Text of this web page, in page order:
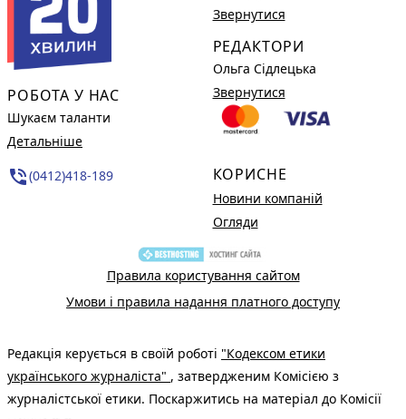
РОБОТА У НАС
Шукаєм таланти
Детальніше
phone_in_talk(0412)418-189
Звернутися
РЕДАКТОРИ
Ольга Сідлецька
Звернутися
КОРИСНЕ
Новини компаній
Огляди
Правила користування сайтом
Умови і правила надання платного доступу
Редакція керується в своїй роботі "Кодексом етики
українського журналіста" , затвердженим Комісією з
журналістської етики. Поскаржитись на матеріал до Комісії